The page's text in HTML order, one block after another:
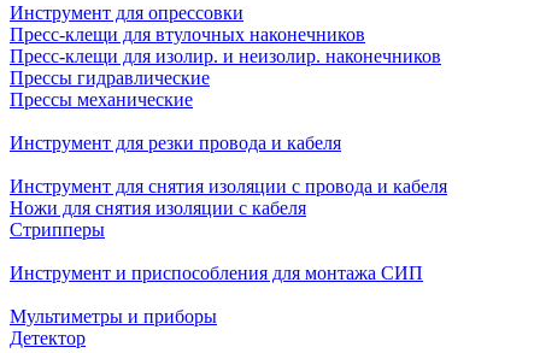
Инструмент для опрессовки
Пресс-клещи для втулочных наконечников
Пресс-клещи для изолир. и неизолир. наконечников
Прессы гидравлические
Прессы механические
Инструмент для резки провода и кабеля
Инструмент для снятия изоляции с провода и кабеля
Ножи для снятия изоляции с кабеля
Стрипперы
Инструмент и приспособления для монтажа СИП
Мультиметры и приборы
Детектор